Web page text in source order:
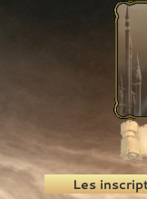
Recherche
Les